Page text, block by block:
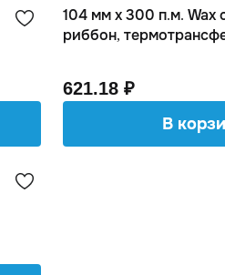
104 мм х 300 п.м. Wax
риббон,
621.18 ₽
В